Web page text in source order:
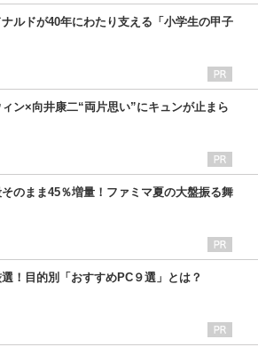
ルドが40年にわたり支える「小学生の甲子
ン×向井康二“両片思い”にキュンが止まら
のまま45％増量！ファミマ夏の大盤振る舞
！目的別「おすすめPC９選」とは？